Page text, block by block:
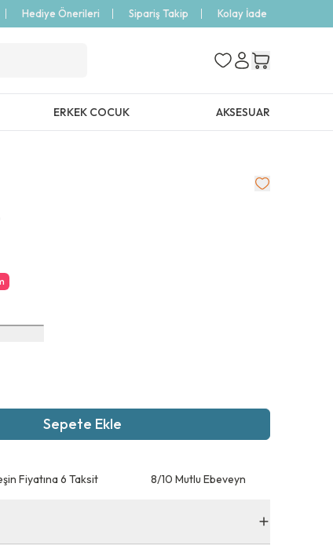
Hediye Önerileri Sipariş Takip Kolay İade
ERKEK COCUK AKSESUAR
Sepete Ekle
Fiyatına 6 Taksit 8/10 Mutlu Ebeveyn